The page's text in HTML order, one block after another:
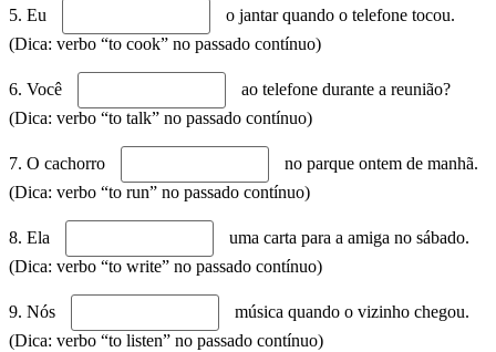
5. Eu
o jantar quando o telefone tocou.
(Dica: verbo “to cook” no passado contínuo)
6. Você
ao telefone durante a reunião?
(Dica: verbo “to talk” no passado contínuo)
7. O cachorro
no parque ontem de manhã.
(Dica: verbo “to run” no passado contínuo)
8. Ela
uma carta para a amiga no sábado.
(Dica: verbo “to write” no passado contínuo)
9. Nós
música quando o vizinho chegou.
(Dica: verbo “to listen” no passado contínuo)